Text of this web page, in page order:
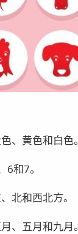
、黄色和白色。
和7。
北和西北方。
、五月和九月。